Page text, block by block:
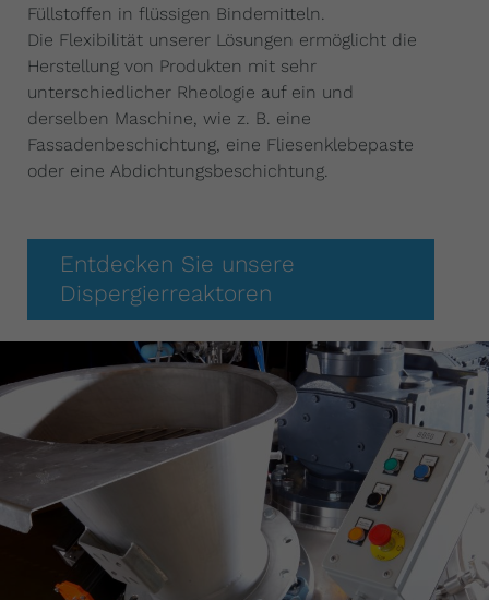
Füllstoffen in flüssigen Bindemitteln.
Die Flexibilität unserer Lösungen ermöglicht die
Herstellung von Produkten mit sehr
unterschiedlicher Rheologie auf ein und
derselben Maschine, wie z. B. eine
Fassadenbeschichtung, eine Fliesenklebepaste
oder eine Abdichtungsbeschichtung.
Entdecken Sie unsere
Dispergierreaktoren